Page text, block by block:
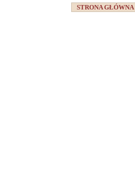
STRONA GŁÓWNA